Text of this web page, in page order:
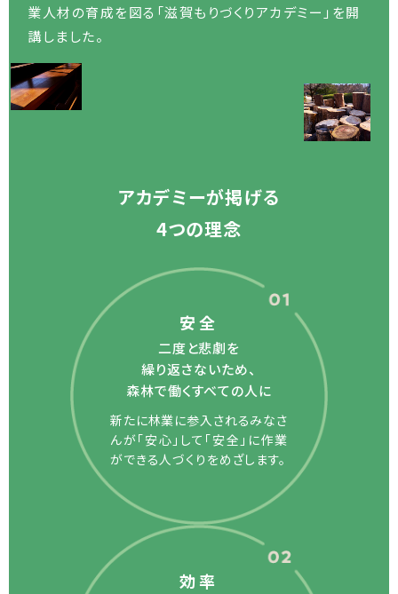
業人材の育成を図る 「滋賀もりづくりアカデミー」を開
講しました。
アカデミーが掲げる
4つの理念
安全
二度と悲劇を
繰り返さないため、
森林で働くすべての人に
新たに林業に参入されるみなさ
んが「安心」して「安全」に作業
ができる人づくりをめざします。
効率